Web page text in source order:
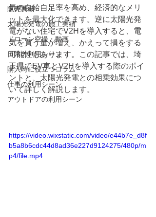
販売実績
太陽光発電の施工実績
ドローン空撮・動画
日常の利用シーン
購入時に役立つコラム
仕事の利用シーン
アウトドアの利用シーン
気の自給自足率を高め、経済的なメリ
ットを最大化できます。逆に太陽光発
電がない住宅でV2Hを導入すると、電
気を買う量が増え、かえって損をする
可能性もあります。この記事では、埼
玉県でEV車とV2Hを導入する際のポイ
ントと、太陽光発電との相乗効果につ
いて詳しく解説します。
https://video.wixstatic.com/video/e44b7e_d8f
b5a8b6cdc44d8ad36e227d9124275/480p/m
p4/file.mp4